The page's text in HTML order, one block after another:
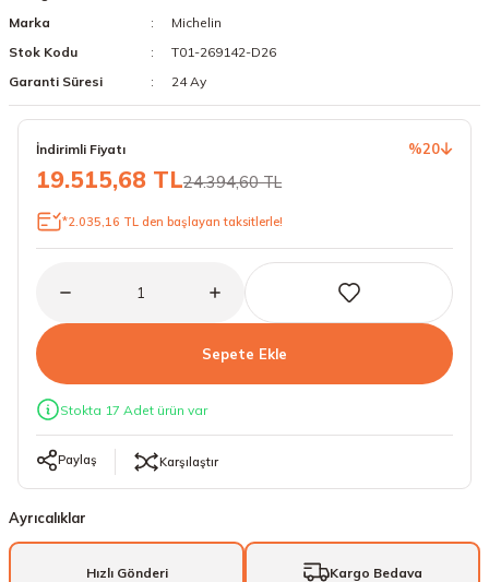
21 Lastikler
24 Lastikler
Marka
Michelin
Stok Kodu
T01-269142-D26
Garanti Süresi
24 Ay
İndirimli Fiyatı %20
19.515,68 TL24.394,60 TL
*2.035,16 TL den başlayan taksitlerle!
Sepete Ekle
Stokta 17 Adet ürün var
Paylaş Karşılaştır
Ayrıcalıklar
Hızlı Gönderi Kargo Bedava